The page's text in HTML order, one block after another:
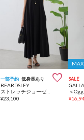
一部予約 低身長あり 
BEARDSLEY
ストレッチジョーゼットマキシワンピ
¥23,100
SALE
¥